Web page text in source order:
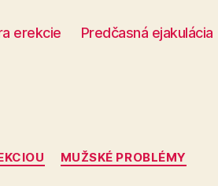
erekcie Predčasná ejakulácia
Kategórie
MUŽSKÉ PROBLÉMY